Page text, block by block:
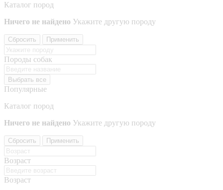
Каталог пород
Ничего не найдено Укажите другую породу
Сбросить Применить
Породы собак
Выбрать все
Популярные
Каталог пород
Ничего не найдено Укажите другую породу
Сбросить Применить
Возраст
Возраст